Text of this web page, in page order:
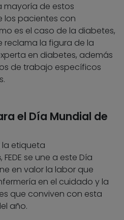
mayoría de estos
los pacientes con
es el caso de la diabetes,
reclama la figura de la
en diabetes, además
de trabajo específicos
el Día Mundial de
la etiqueta
, FEDE se une a este Día
en valor la labor que
en el cuidado y la
que conviven con esta
año.